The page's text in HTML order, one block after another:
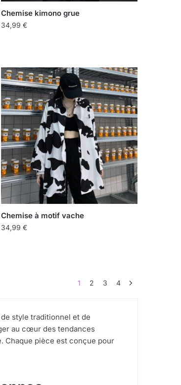
Chemise kimono grue
34,99€
Chemise à motif vache
34,99€
1 2 3 4
style traditionnel et de
au cœur des tendances
Chaque pièce est conçue pour